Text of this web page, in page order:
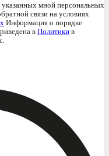
мной персональных
связи на условиях
Информация о порядке
в Политики в